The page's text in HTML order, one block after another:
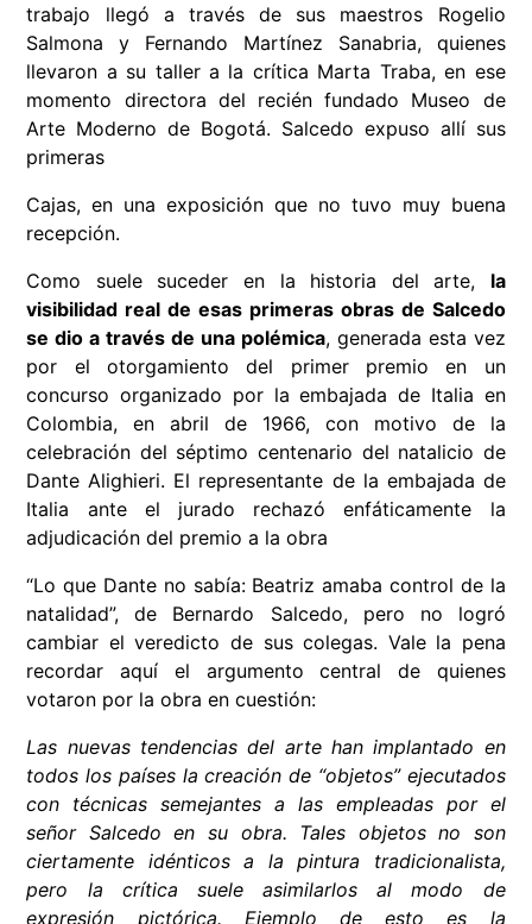
trabajo llegó a través de sus maestros Rogelio
Salmona y Fernando Martínez Sanabria, quienes
llevaron a su taller a la crítica Marta Traba, en ese
momento directora del recién fundado Museo de
Arte Moderno de Bogotá. Salcedo expuso allí sus
primeras
Cajas, en una exposición que no tuvo muy buena
recepción.
Como suele suceder en la historia del arte, la
visibilidad real de esas primeras obras de Salcedo
se dio a través de una polémica, generada esta vez
por el otorgamiento del primer premio en un
concurso organizado por la embajada de Italia en
Colombia, en abril de 1966, con motivo de la
celebración del séptimo centenario del natalicio de
Dante Alighieri. El representante de la embajada de
Italia ante el jurado rechazó enfáticamente la
adjudicación del premio a la obra
“Lo que Dante no sabía: Beatriz amaba control de la
natalidad”, de Bernardo Salcedo, pero no logró
cambiar el veredicto de sus colegas. Vale la pena
recordar aquí el argumento central de quienes
votaron por la obra en cuestión:
Las nuevas tendencias del arte han implantado en
todos los países la creación de “objetos” ejecutados
con técnicas semejantes a las empleadas por el
señor Salcedo en su obra. Tales objetos no son
ciertamente idénticos a la pintura tradicionalista,
pero la crítica suele asimilarlos al modo de
expresión pictórica. Ejemplo de esto es la